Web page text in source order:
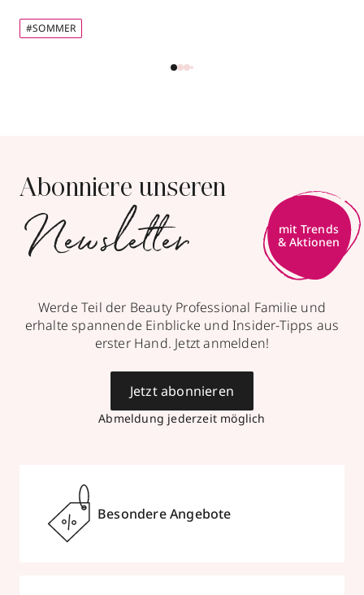
#SOMMER
Abonniere unseren
Newsletter
Werde Teil der Beauty Professional Familie und
erhalte spannende Einblicke und Insider-Tipps aus
erster Hand. Jetzt anmelden!
Abmeldung jederzeit möglich
Jetzt abonnieren
Besondere Angebote